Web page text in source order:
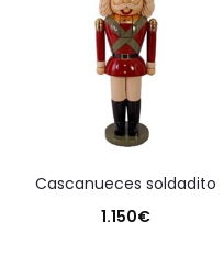
cascanueces soldadito
1.150€